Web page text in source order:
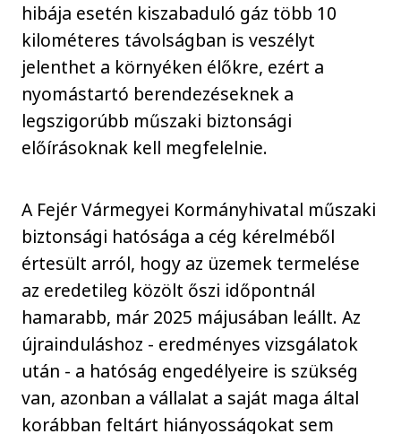
hibája esetén kiszabaduló gáz több 10
kilométeres távolságban is veszélyt
jelenthet a környéken élőkre, ezért a
nyomástartó berendezéseknek a
legszigorúbb műszaki biztonsági
előírásoknak kell megfelelnie.
A Fejér Vármegyei Kormányhivatal műszaki
biztonsági hatósága a cég kérelméből
értesült arról, hogy az üzemek termelése
az eredetileg közölt őszi időpontnál
hamarabb, már 2025 májusában leállt. Az
újrainduláshoz - eredményes vizsgálatok
után - a hatóság engedélyeire is szükség
van, azonban a vállalat a saját maga által
korábban feltárt hiányosságokat sem